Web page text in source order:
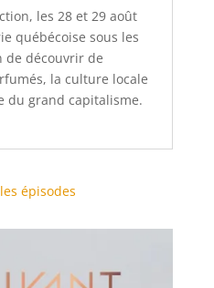
les 28 et 29 août
québécoise sous les
de découvrir de
la culture locale
du grand capitalisme.
épisodes